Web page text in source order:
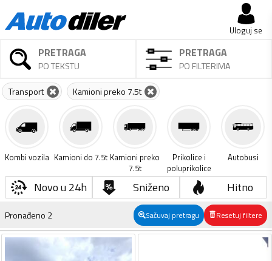
Uloguj se
PRETRAGA
PO TEKSTU
PRETRAGA
PO FILTERIMA
Transport Kamioni preko 7.5t
Kombi vozila Kamioni do 7.5t Kamioni preko
7.5t
Prikolice i
poluprikolice
Autobusi
Novo u 24h Sniženo Hitno
Pronađeno 2 Sačuvaj pretragu Resetuj filtere